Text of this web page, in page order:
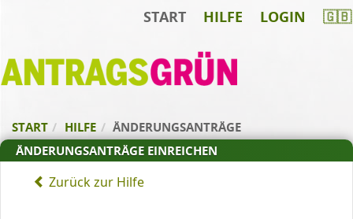
START HILFE LOGIN 🇬🇧
Zur
Startseite
START HILFE
ÄNDERUNGSANTRÄGE
ÄNDERUNGSANTRÄGE EINREICHEN
Zurück zur Hilfe